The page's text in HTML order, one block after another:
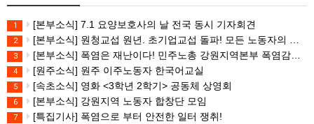
1 [본부소식] 7.1 요양보호사의 날 전국 동시 기자회견
2 [본부소식] 원청교섭 원년. 초기업교섭 돌파! 모든 노동자의 노동기본권 쟁취! 민주노총 7.15 총파업대회
3 [본부소식] 폭염은 재난이다! 민주노총 강원지역본부 폭염감시단 선포 기자회견
4 [원주소식] 원주 이주노동자 한국어교실
5 [속초소식] 영화 <3학년 2학기> 공동체 상영회
6 [본부소식] 강원지역 노동자 합창단 모임
7 [특집기사] 폭염으로 부터 안전한 일터 쟁취!